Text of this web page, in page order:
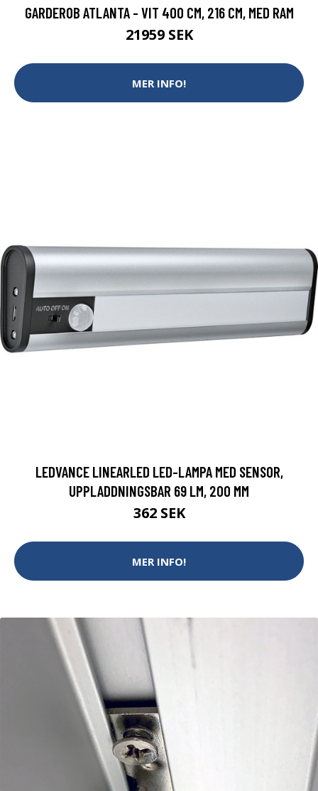
GARDEROB ATLANTA - VIT 400 CM, 216 CM, MED RAM
21959 SEK
MER INFO!
LEDVANCE LINEARLED LED-LAMPA MED SENSOR,
UPPLADDNINGSBAR 69 LM, 200 MM
362 SEK
MER INFO!